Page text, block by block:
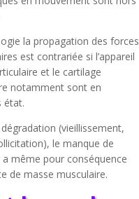
la propagation des forces
est contrariée si l’appareil
et le cartilage
notamment sont en
état.
(vieillissement,
le manque de
même pour conséquence
de masse musculaire.